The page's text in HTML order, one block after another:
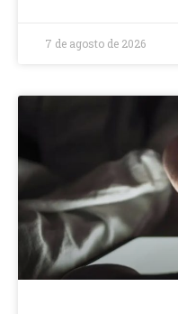
7 de agosto de 2026